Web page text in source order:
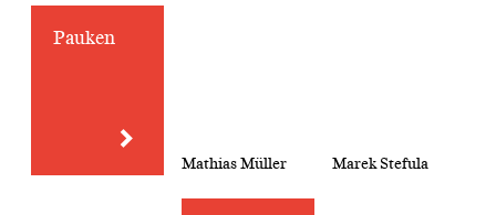
Pauken
Mathias Müller Marek Stefula